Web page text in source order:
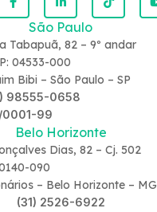
São Paulo
Tabapuã, 82 – 9º andar
04533-000
Bibi – São Paulo – SP
98555-0658
0001-99
Belo Horizonte
Dias, 82 – Cj. 502
090
– Belo Horizonte – MG
(31) 2526-6922